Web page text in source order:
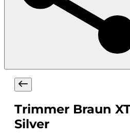
Trimmer Braun
Silver